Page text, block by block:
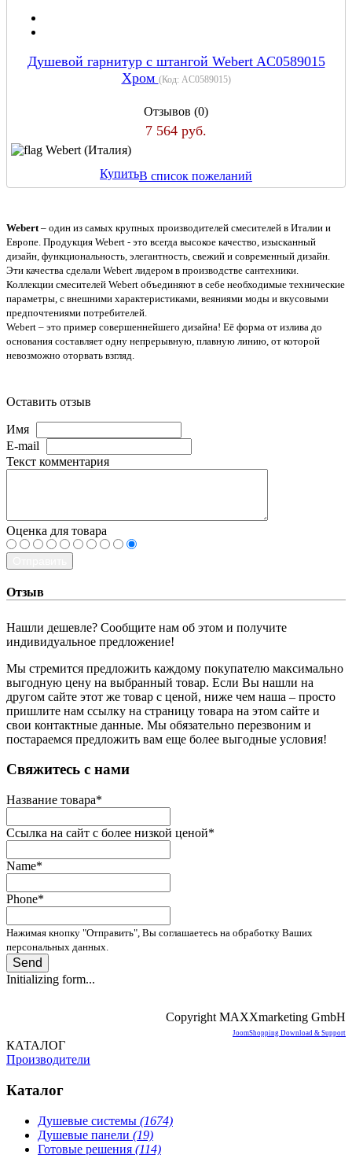
Душевой гарнитур с штангой Webert AC0589015
Хром (Код: AC0589015)
Отзывов (0)
7 564 руб.
Webert (Италия)
КупитьВ список пожеланий
Webert – один из самых крупных производителей смесителей в Италии и
Европе. Продукция Webert - это всегда высокое качество, изысканный
дизайн, функциональность, элегантность, свежий и современный дизайн.
Эти качества сделали Webert лидером в производстве сантехники.
Коллекции смесителей Webert объединяют в себе необходимые технические
параметры, с внешними характеристиками, веяниями моды и вкусовыми
предпочтениями потребителей.
Webert – это пример совершеннейшего дизайна! Её форма от излива до
основания составляет одну непрерывную, плавную линию, от которой
невозможно оторвать взгляд.
Оставить отзыв
Имя
E-mail
Текст комментария
Оценка для товара
Отзыв
Нашли дешевле? Сообщите нам об этом и получите
индивидуальное предложение!
Мы стремится предложить каждому покупателю максимально
выгодную цену на выбранный товар. Если Вы нашли на
другом сайте этот же товар с ценой, ниже чем наша – просто
пришлите нам ссылку на страницу товара на этом сайте и
свои контактные данные. Мы обязательно перезвоним и
постараемся предложить вам еще более выгодные условия!
­Свяжитесь с нами
Название товара*
Ссылка на сайт с более низкой ценой*
Name*
Phone*
Нажимая кнопку "Отправить", Вы соглашаетесь на обработку Ваших
персональных данных.
Send
Initializing form...
Copyright MAXXmarketing GmbH
JoomShopping Download & Support
КАТАЛОГ
Производители
Каталог
Душевые системы (1674)
Душевые панели (19)
Готовые решения (114)